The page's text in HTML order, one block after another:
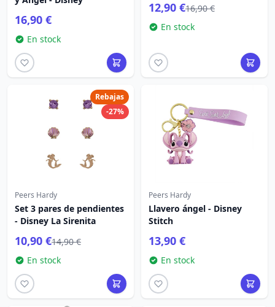
16,90 €
En stock
12,90 €16,90 €
En stock
Rebajas
-27%
Peers Hardy
Set 3 pares de pendientes
- Disney La Sirenita
10,90 €14,90 €
En stock
Peers Hardy
Llavero ángel - Disney
Stitch
13,90 €
En stock